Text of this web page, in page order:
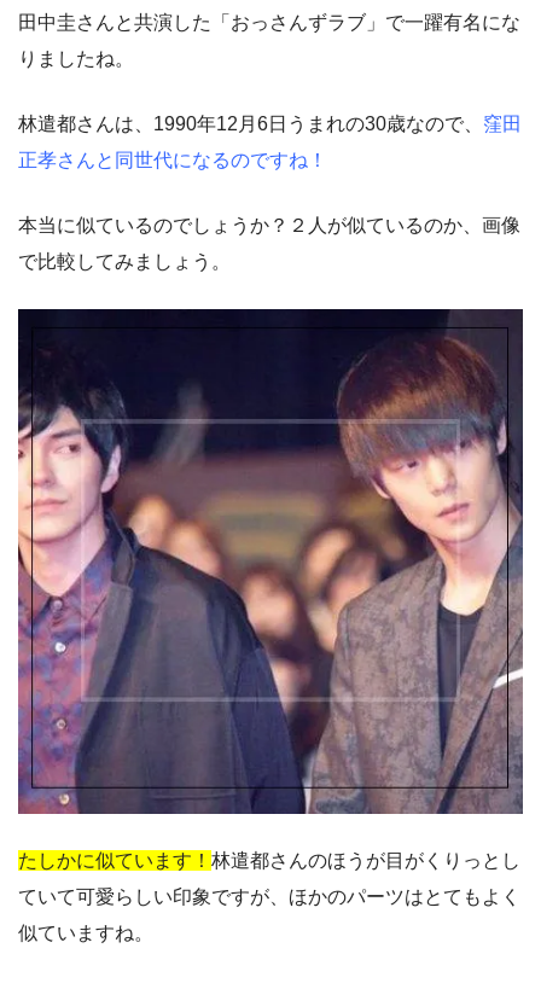
田中圭さんと共演した「おっさんずラブ」で一躍有名にな
りましたね。
林遣都さんは、1990年12月6日うまれの30歳なので、 窪田
正孝さんと同世代になるのですね！
本当に似ているのでしょうか？２人が似ているのか、画像
で比較してみましょう。
たしかに似ています！ 林遣都さんのほうが目がくりっとし
ていて可愛らしい印象ですが、ほかのパーツはとてもよく
似ていますね。